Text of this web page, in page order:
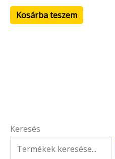
Keresés
Kosárba teszem